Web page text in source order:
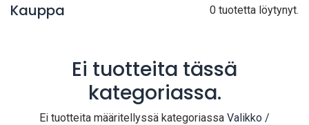
Kauppa 0 tuotetta löytynyt.
Ei tuotteita tässä
kategoriassa.
Ei tuotteita määritellyssä kategoriassa Valikko /